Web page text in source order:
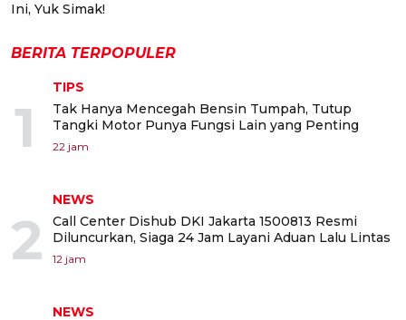
Ini, Yuk Simak!
BERITA TERPOPULER
1
TIPS
Tak Hanya Mencegah Bensin Tumpah, Tutup
Tangki Motor Punya Fungsi Lain yang Penting
22 jam
2
NEWS
Call Center Dishub DKI Jakarta 1500813 Resmi
Diluncurkan, Siaga 24 Jam Layani Aduan Lalu Lintas
12 jam
NEWS